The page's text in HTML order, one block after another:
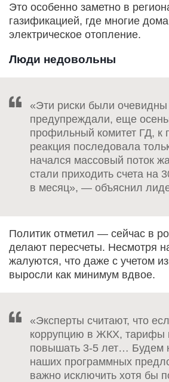
Это особенно заметно в
газификацией, где многие
электрическое отопление.
Люди недовольны
«Эти риски были
предупреждали, еще
профильный комитет ГД, к
реакция последовала
начался массовый поток
стали приходить счета на
в месяц», — объяснил
Политик отметил — сейчас в
делают пересчеты. Несмотря
жалуются, что даже с учетом
выросли как минимум вдвое.
«Эксперты считают, что
коррупцию в ЖКХ, тарифы
повышать 3-5 лет… Будем
наших программных
важно исключить хотя бы